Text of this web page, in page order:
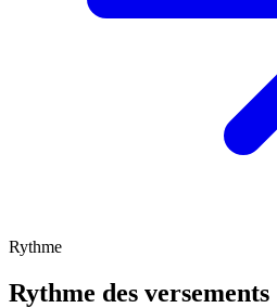
Rythme
Rythme des versements